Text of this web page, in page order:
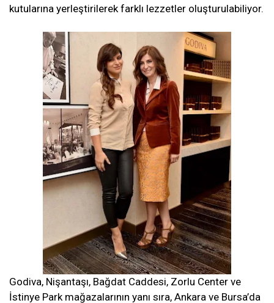
kutularına yerleştirilerek farklı lezzetler oluşturulabiliyor.
Godiva, Nişantaşı, Bağdat Caddesi, Zorlu Center ve
İstinye Park mağazalarının yanı sıra, Ankara ve Bursa’da